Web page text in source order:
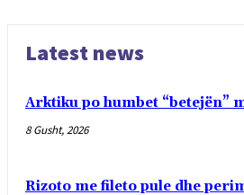
Latest news
Arktiku po humbet
8 Gusht, 2026
Rizoto me fileto pule dhe